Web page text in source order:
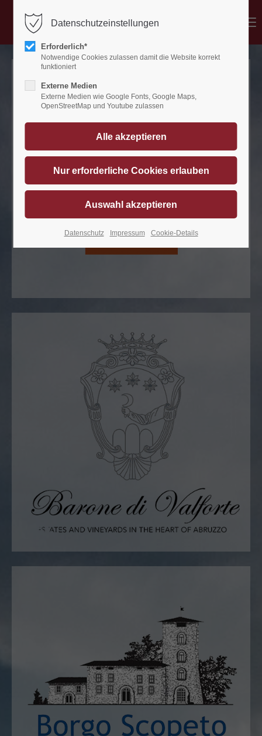
Der Eintrag "offcanvas-col1" existiert leider
nicht.
Der Eintrag "offcanvas-col2" existiert leider
nicht.
Der Eintrag "offcanvas-col3" existiert leider
Der Eintrag "offcanvas-col4" existiert leider
Datenschutzeinstellungen
Erforderlich*
Notwendige Cookies zulassen damit die Website korrekt
funktioniert
Externe Medien
Externe Medien wie Google Fonts, Google Maps,
OpenStreetMap und Youtube zulassen
Datenschutz Impressum Cookie-Details